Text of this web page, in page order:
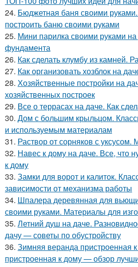
24. Бюджетная баня своими
построить баню своими руками
25. Мини парилка своими руками
фундамента
26. Как сделать клумбу из камней.
27. Как организовать хозблок на
28. Хозяйственные постройки на
хозяйственных построек
29. Все о террасах на даче. Как
30. Дом с большим крыльцом.
и используемым материалам
31. Раствор от сорняков с уксусом.
32. Навес к дому на даче. Все, что
к дому
33. Замки для ворот и калиток.
зависимости от механизма работы
34. Шпалера деревянная для
своими руками. Материалы для
35. Летний душ на даче.
дачу — советы по обустройству
36. Зимняя веранда пристроенная
пристроенная к дому — обзор